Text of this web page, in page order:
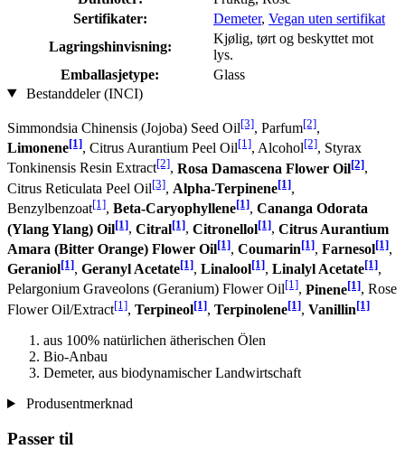
Sertifikater:
Demeter, Vegan uten sertifikat
Lagringshinvisning:
Kjølig, tørt og beskyttet mot
lys.
Emballasjetype:
Glass
Bestanddeler (INCI)
Simmondsia Chinensis (Jojoba) Seed Oil[3], Parfum[2],
Limonene[1], Citrus Aurantium Peel Oil[1], Alcohol[2], Styrax
Tonkinensis Resin Extract[2], Rosa Damascena Flower Oil[2],
Citrus Reticulata Peel Oil[3], Alpha-Terpinene[1],
Benzylbenzoat[1], Beta-Caryophyllene[1], Cananga Odorata
(Ylang Ylang) Oil[1], Citral[1], Citronellol[1], Citrus Aurantium
Amara (Bitter Orange) Flower Oil[1], Coumarin[1], Farnesol[1],
Geraniol[1], Geranyl Acetate[1], Linalool[1], Linalyl Acetate[1],
Pelargonium Graveolons (Geranium) Flower Oil[1], Pinene[1], Rose
Flower Oil/Extract[1], Terpineol[1], Terpinolene[1], Vanillin[1]
aus 100% natürlichen ätherischen Ölen
Bio-Anbau
Demeter, aus biodynamischer Landwirtschaft
Produsentmerknad
Passer til